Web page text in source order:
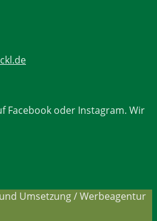
Facebook oder Instagram. Wir
Umsetzung / Werbeagentur